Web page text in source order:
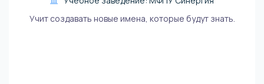
Учит создавать новые имена, которые будут знать.